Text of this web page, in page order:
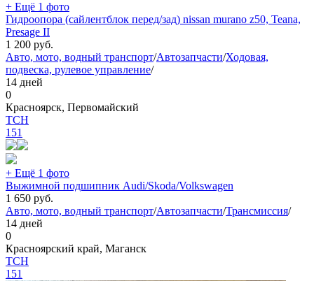
+ Ещё 1 фото
Гидроопора (сайлентблок перед/зад) nissan murano z50, Teana,
Presage II
1 200 руб.
Авто, мото, водный транспорт/Автозапчасти/Ходовая,
подвеска, рулевое управление/
14 дней
0
Красноярск, Первомайский
TCH
151
+ Ещё 1 фото
Выжимной подшипник Audi/Skoda/Volkswagen
1 650 руб.
Авто, мото, водный транспорт/Автозапчасти/Трансмиссия/
14 дней
0
Красноярский край, Маганск
TCH
151